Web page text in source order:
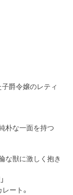
子爵令嬢のレティ
朴な一面を持つ
な獣に激しく抱き
ート。